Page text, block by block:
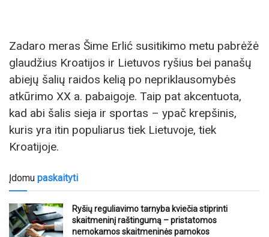
Zadaro meras Šime Erlić susitikimo metu pabrėžė
glaudžius Kroatijos ir Lietuvos ryšius bei panašų
abiejų šalių raidos kelią po nepriklausomybės
atkūrimo XX a. pabaigoje. Taip pat akcentuota,
kad abi šalis sieja ir sportas – ypač krepšinis,
kuris yra itin populiarus tiek Lietuvoje, tiek
Kroatijoje.
Įdomu paskaityti
Ryšių reguliavimo tarnyba kviečia stiprinti
skaitmeninį raštingumą – pristatomos
nemokamos skaitmeninės pamokos